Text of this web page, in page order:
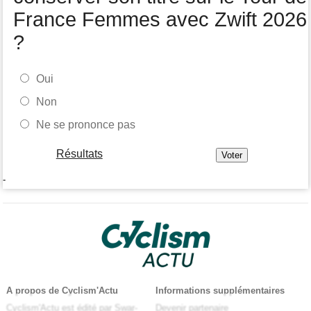
France Femmes avec Zwift 2026
?
Oui
Non
Ne se prononce pas
Résultats
-
A propos de Cyclism'Actu
Cyclism'Actu est édité par Swar-
Informations supplémentaires
Devenir partenaire